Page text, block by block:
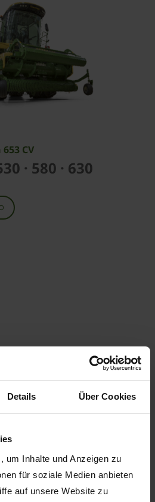
Details Über Cookies
um Inhalte und Anzeigen zu
für soziale Medien anbieten
auf unsere Website zu
CV
· 580 · 630